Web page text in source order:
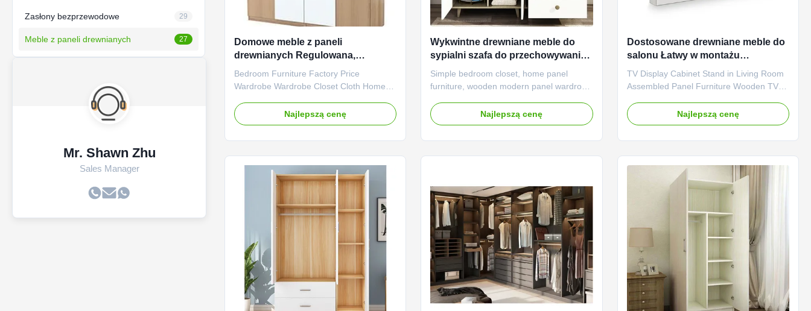
Zasłony bezprzewodowe 29
Meble z paneli drewnianych 27
Mr. Shawn Zhu
Sales Manager
Domowe meble z paneli
drewnianych Regulowana,
rozkładana szafa do
przechowywania
Bedroom Furniture Factory Price
Wardrobe Wardrobe Closet Cloth Home
Exquisite craftsmanship: Our panel
furniture wardrobes are made of high-
Najlepszą cenę
Wykwintne drewniane meble do
sypialni szafa do przechowywania
szafa melamina wykończenie
Simple bedroom closet, home panel
furniture, wooden modern panel wardrobe
design: Our modern panel wardrobe is
characterized by panel design, which is
Najlepszą cenę
Dostosowane drewniane meble do
salonu Łatwy w montażu
drewniany telewizor z miejscem do
przechowywania
TV Display Cabinet Stand in Living Room
Assembled Panel Furniture Wooden TV
Wooden Material: Our wooden TV storage
cabinet is made of high-quality wood,
Najlepszą cenę